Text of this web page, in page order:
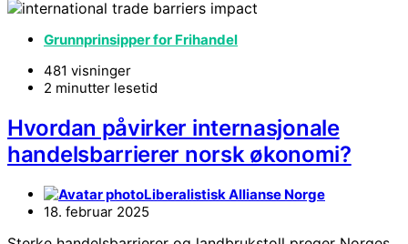
Grunnprinsipper for Frihandel
481 visninger
2 minutter lesetid
Hvordan påvirker internasjonale
handelsbarrierer norsk økonomi?
Liberalistisk Allianse Norge
18. februar 2025